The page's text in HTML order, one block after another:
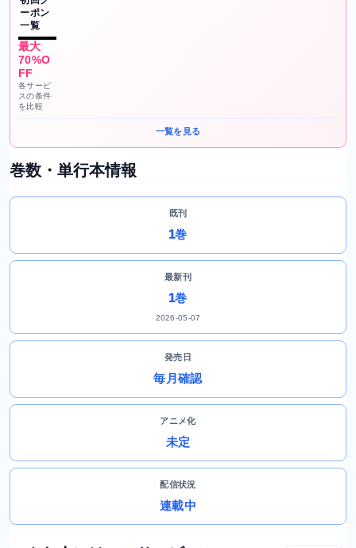
ーポン
一覧
最大
70%O
FF
各サービ
スの条件
を比較
一覧を見る
巻数・単行本情報
既刊
1巻
最新刊
1巻
2026-05-07
発売日
毎月確認
アニメ化
未定
配信状況
連載中